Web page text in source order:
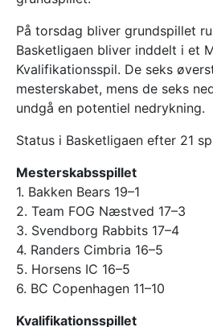
På torsdag bliver grundspillet
Basketligaen bliver inddelt i et
Kvalifikationsspil. De seks
mesterskabet, mens de seks
undgå en potentiel nedrykning.
Status i Basketligaen efter 21
Mesterskabsspillet
1. Bakken Bears 19–1
2. Team FOG Næstved 17–3
3. Svendborg Rabbits 17–4
4. Randers Cimbria 16–5
5. Horsens IC 16–5
6. BC Copenhagen 11–10
Kvalifikationsspillet